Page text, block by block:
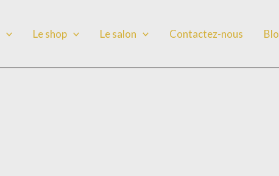
Le shop Le salon Contactez-nous